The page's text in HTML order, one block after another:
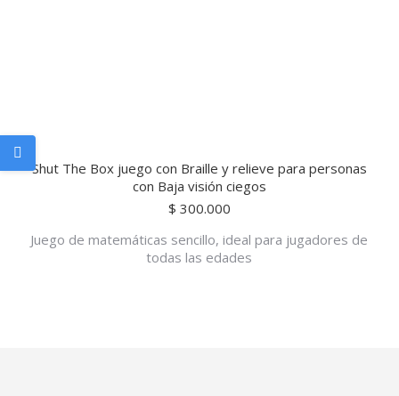
Shut The Box juego con Braille y relieve para personas
con Baja visión ciegos
$ 300.000
Juego de matemáticas sencillo, ideal para jugadores de
todas las edades